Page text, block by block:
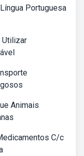
Portuguesa
Utilizar
Animais
C/c